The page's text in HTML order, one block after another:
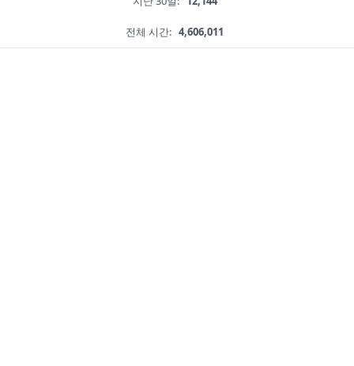
전체 시간: 4,606,011